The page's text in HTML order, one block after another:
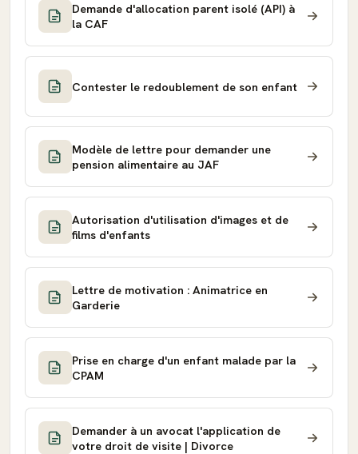
Demande d'allocation parent isolé (API) à
la CAF
Contester le redoublement de son enfant
Modèle de lettre pour demander une
pension alimentaire au JAF
Autorisation d'utilisation d'images et de
films d'enfants
Lettre de motivation : Animatrice en
Garderie
Prise en charge d'un enfant malade par la
CPAM
Demander à un avocat l'application de
votre droit de visite | Divorce